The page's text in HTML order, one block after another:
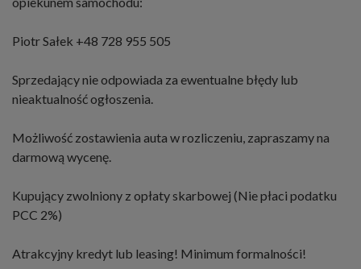
Piotr Sałek +48 728 955 505
Sprzedający nie odpowiada za ewentualne błędy lub
nieaktualność ogłoszenia.
Możliwość zostawienia auta w rozliczeniu, zapraszamy na
darmową wycenę.
Kupujący zwolniony z opłaty skarbowej (Nie płaci podatku
PCC 2%)
Atrakcyjny kredyt lub leasing! Minimum formalności!